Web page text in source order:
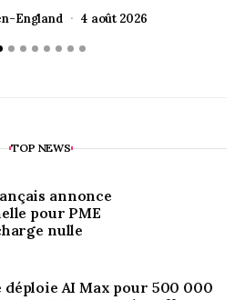
England 4 août 2026
TOP NEWS
annonce
pour PME
nulle
déploie AI Max pour 500 000